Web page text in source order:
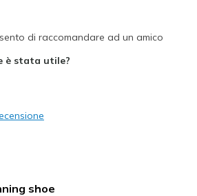
are for Wearing
di raccomandare ad un amico
è stata utile?
shoe